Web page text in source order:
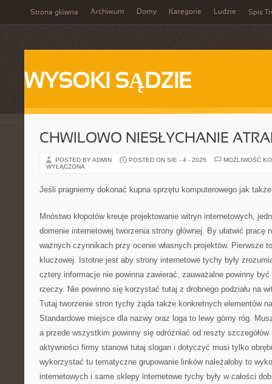
Strona główna Archiwum Domy Kategorie Ludzie Spis
WYSOKI SĄDZIE
CHWILOWO NIESŁYCHANIE
POSTED BY ADMIN POSTED ON SIE - 4 - 2025
MOŻLIWOŚĆ
WYŁĄCZONA
Jeśli pragniemy dokonać kupna sprzętu komputerowego jak
Mnóstwo kłopotów kreuje projektowanie witryn internetowych,
domenie internetowej tworzenia strony głównej. By ułatwić pracę
ważnych czynnikach przy ocenie własnych projektów. Pierwsze
kluczowej. Istotne jest aby strony internetowe tychy były
cztery informacje nie powinna zawierać, zauważalne powinny
rzeczy. Nie powinno się korzystać tutaj z drobnego podziału na
Tutaj tworzenie stron tychy żąda także konkretnych elementów
Standardowe miejsce dla nazwy oraz loga to lewy górny róg.
a przede wszystkim powinny się odróżniać od reszty
aktywności firmy stanowi tutaj slogan i dotyczyć musi tylko
wykorzystać tu tematyczne grupowanie linków należałoby to
internetowych i same sklepy internetowe tychy były w całości